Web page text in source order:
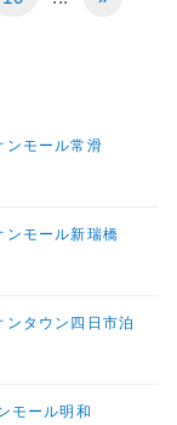
モール常滑
モール新瑞橋
タウン四日市泊
モール明和